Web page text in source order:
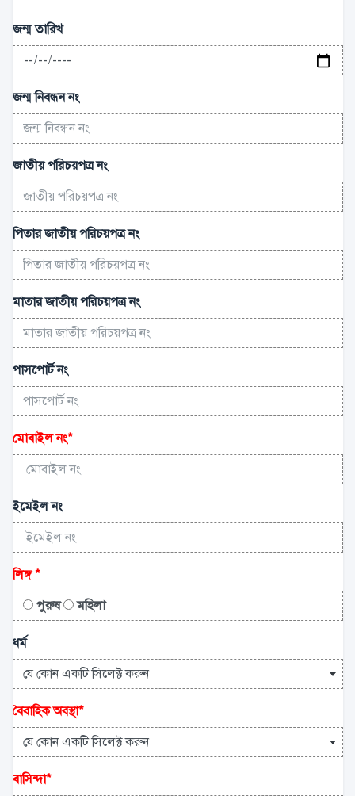
জন্ম তারিখ
জন্ম নিবন্ধন নং
জাতীয় পরিচয়পত্র নং
পিতার জাতীয় পরিচয়পত্র নং
মাতার জাতীয় পরিচয়পত্র নং
পাসপোর্ট নং
মোবাইল নং*
ইমেইল নং
লিঙ্গ*
পুরুষ
মহিলা
ধর্ম
যে কোন একটি সিলেক্ট করুন
বৈবাহিক অবস্থা*
যে কোন একটি সিলেক্ট করুন
বাসিন্দা*